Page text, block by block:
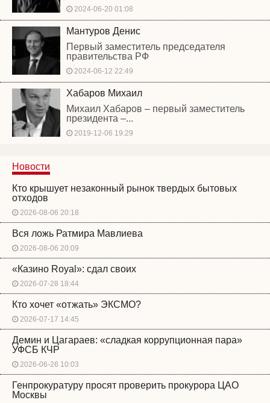
2024-06-20 01:08
Мантуров Денис
Первый заместитель председателя
правительства РФ
2024-06-12 22:49
Хабаров Михаил
Михаил Хабаров – первый заместитель
президента –...
2019-12-06 19:29
Новости
Кто крышует незаконный рынок твердых бытовых
отходов
2026-08-06 20:18
Вся ложь Ратмира Мавлиева
2026-08-06 20:09
«Казино Royal»: сдал своих
2026-07-28 18:44
Кто хочет «отжать» ЭКСМО?
2026-07-17 14:45
Демин и Цагараев: «сладкая коррупционная пара»
УФСБ КЧР
2026-06-26 10:03
Генпрокуратуру просят проверить прокурора ЦАО
Москвы